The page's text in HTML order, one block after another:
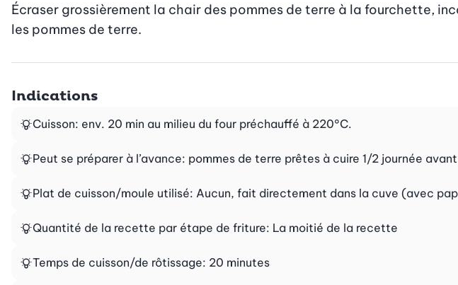
Écraser grossièrement la chair des pommes de terre à la fourchette,
les pommes de terre.
Indications
Cuisson: env. 20 min au milieu du four préchauffé à 220°C.
Peut se préparer à l’avance: pommes de terre prêtes à cuire 1/2 journée
Plat de cuisson/moule utilisé: Aucun, fait directement dans la cuve (avec
Quantité de la recette par étape de friture: La moitié de la recette
Temps de cuisson/de rôtissage: 20 minutes